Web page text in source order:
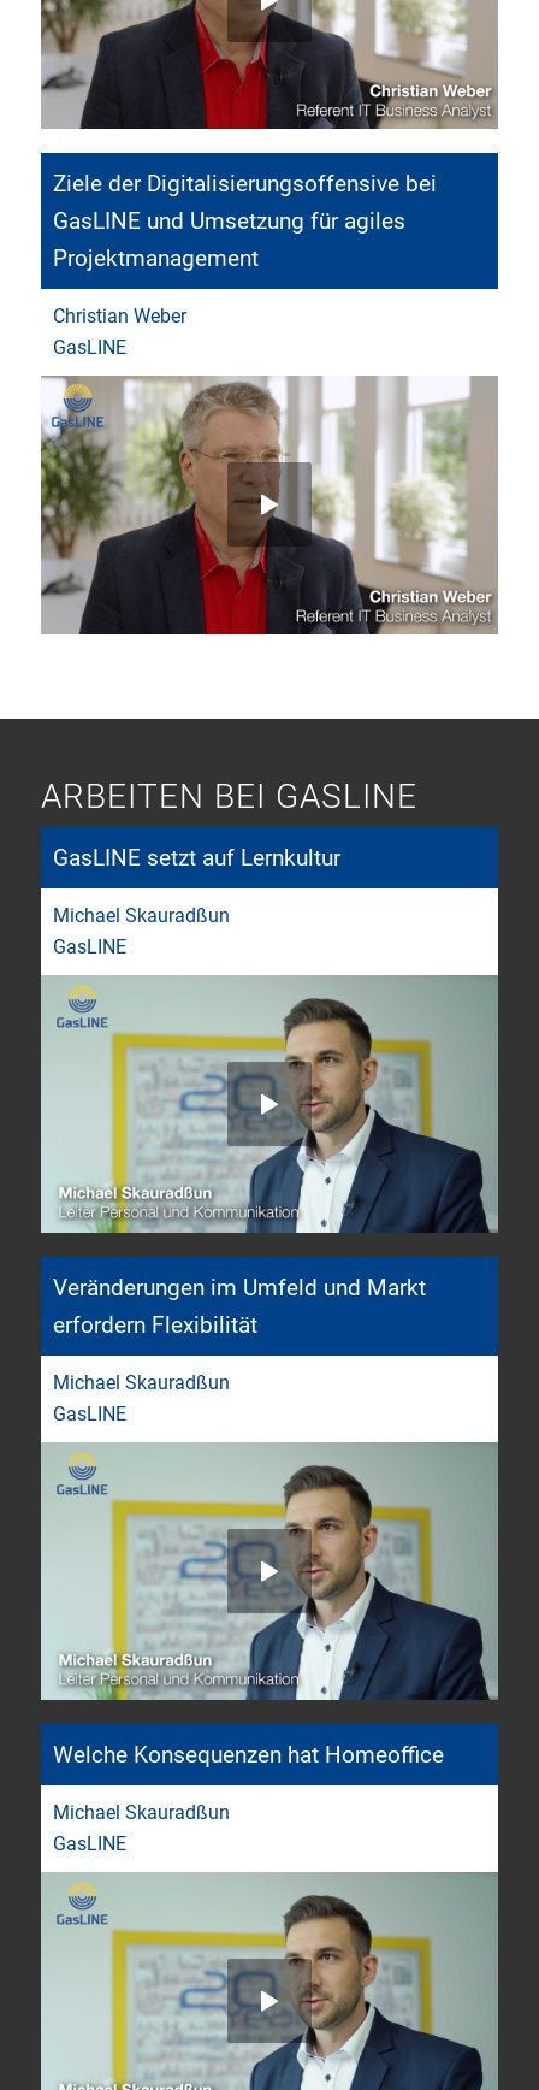
Ziele der Digitalisierungsoffensive bei
GasLINE und Umsetzung für agiles
Projektmanagement
Christian Weber
GasLINE
ARBEITEN BEI GASLINE
GasLINE setzt auf Lernkultur
Michael Skauradßun
GasLINE
Veränderungen im Umfeld und Markt
erfordern Flexibilität
Michael Skauradßun
GasLINE
Welche Konsequenzen hat Homeoffice
Michael Skauradßun
GasLINE